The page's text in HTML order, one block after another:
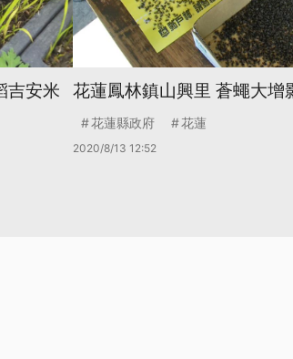
吉安米
花蓮鳳林鎮山興里 蒼蠅大增
花蓮縣政府 花蓮
2020/8/13 12:52